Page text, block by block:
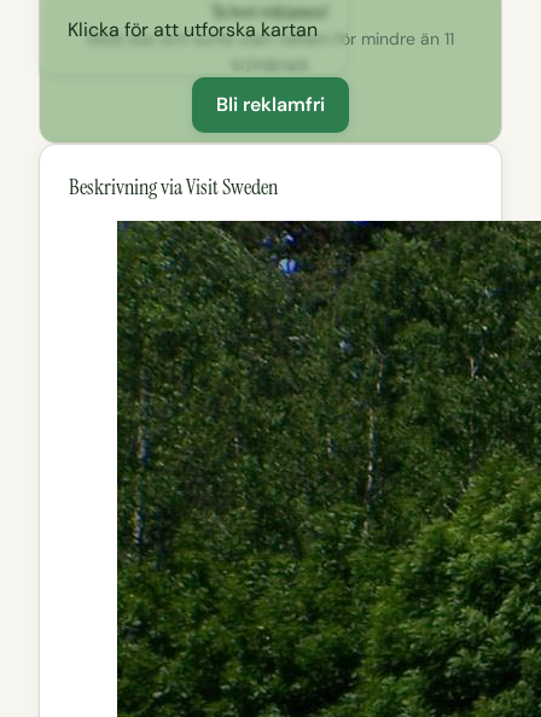
Klicka för att utforska kartan
Ta bort reklamen!
Stöd oss och surfa utan reklam för mindre än 11
kr/månad.
Bli reklamfri
Beskrivning via Visit Sweden